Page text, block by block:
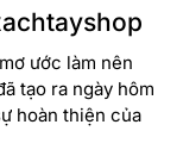
ước làm nên
tạo ra ngày hôm
hoàn thiện của